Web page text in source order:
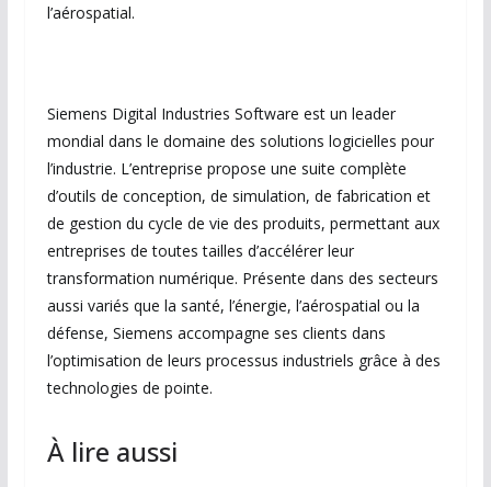
l’aérospatial.
Siemens Digital Industries Software est un leader
mondial dans le domaine des solutions logicielles pour
l’industrie. L’entreprise propose une suite complète
d’outils de conception, de simulation, de fabrication et
de gestion du cycle de vie des produits, permettant aux
entreprises de toutes tailles d’accélérer leur
transformation numérique. Présente dans des secteurs
aussi variés que la santé, l’énergie, l’aérospatial ou la
défense, Siemens accompagne ses clients dans
l’optimisation de leurs processus industriels grâce à des
technologies de pointe.
À lire aussi